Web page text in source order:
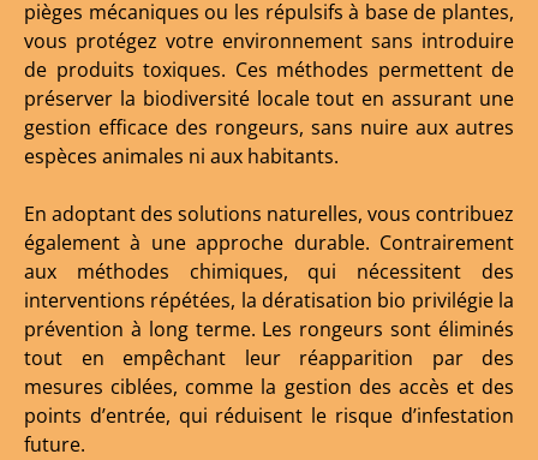
pièges mécaniques ou les répulsifs à base de plantes,
vous protégez votre environnement sans introduire
de produits toxiques. Ces méthodes permettent de
préserver la biodiversité locale tout en assurant une
gestion efficace des rongeurs, sans nuire aux autres
espèces animales ni aux habitants.
En adoptant des solutions naturelles, vous contribuez
également à une approche durable. Contrairement
aux méthodes chimiques, qui nécessitent des
interventions répétées, la dératisation bio privilégie la
prévention à long terme. Les rongeurs sont éliminés
tout en empêchant leur réapparition par des
mesures ciblées, comme la gestion des accès et des
points d’entrée, qui réduisent le risque d’infestation
future.